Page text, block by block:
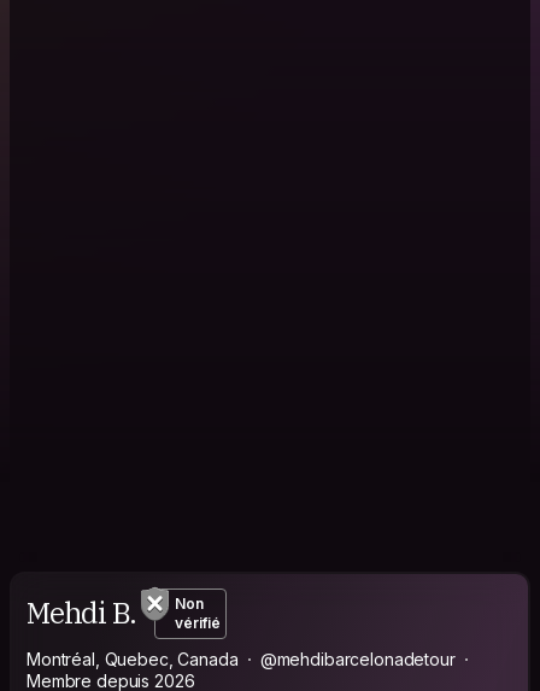
Mehdi B.
Non
vérifié
Montréal, Quebec, Canada
@mehdibarcelonadetour
Membre depuis 2026